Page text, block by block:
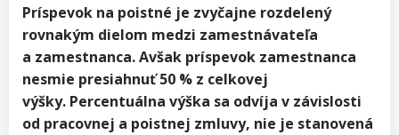
Príspevok na poistné je zvyčajne rozdelený
rovnakým dielom medzi zamestnávateľa
a zamestnanca. Avšak príspevok zamestnanca
nesmie presiahnuť 50 % z celkovej
výšky. Percentuálna výška sa odvíja v závislosti
od pracovnej a poistnej zmluvy, nie je stanovená